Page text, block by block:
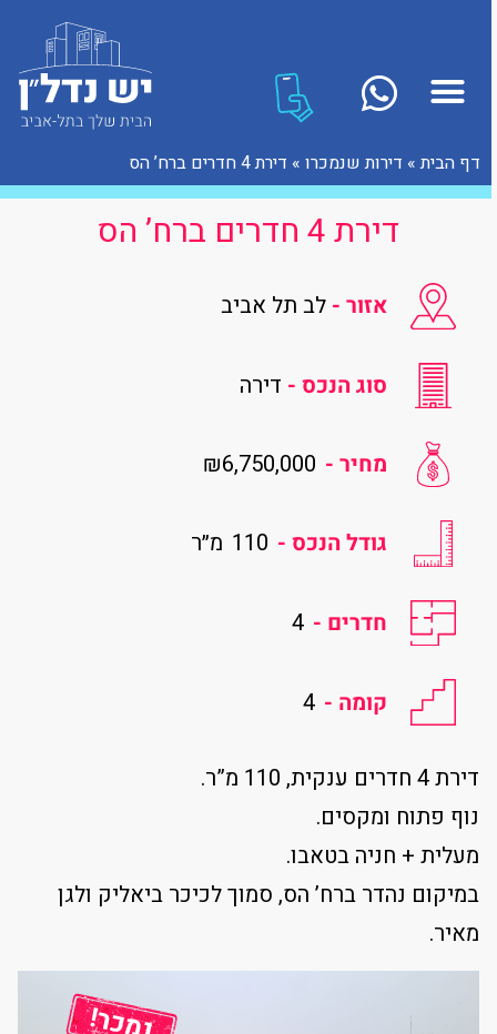
דף הבית» דירות שנמכרו» דירת 4 חדרים ברח’ הס
דירת 4 חדרים ברח’ הס
אזור - לב תל אביב
סוג הנכס - דירה
מחיר - ₪6,750,000
גודל הנכס - 110 מ״ר
חדרים - 4
קומה - 4
דירת 4 חדרים ענקית, 110 מ”ר.
נוף פתוח ומקסים.
מעלית + חניה בטאבו.
במיקום נהדר ברח’ הס, סמוך לכיכר ביאליק ולגן
מאיר.